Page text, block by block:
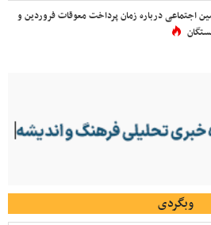
اجتماعی درباره زمان پرداخت معوقات فروردین و
وبگردی